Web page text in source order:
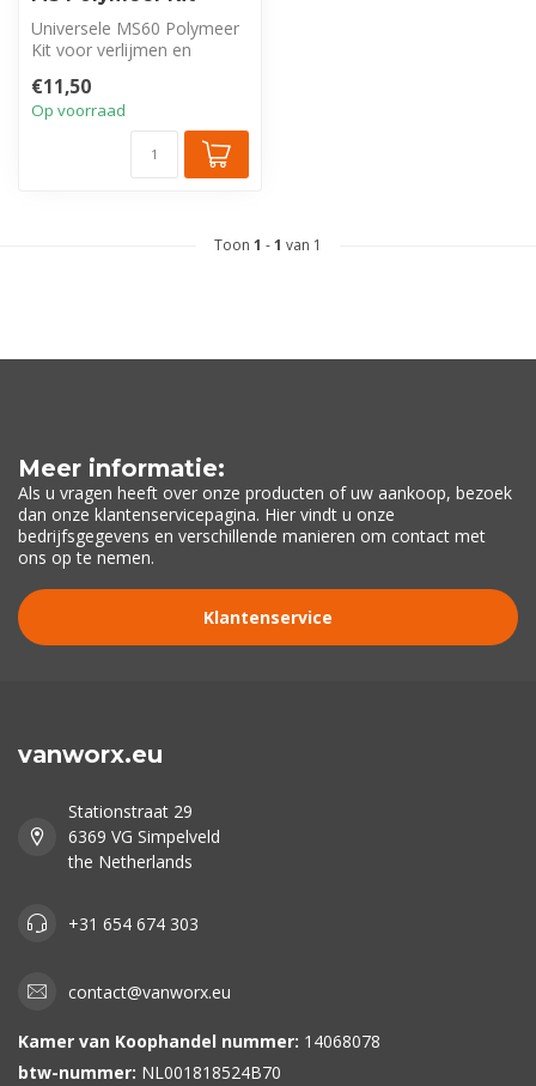
Universele MS60 Polymeer
Kit voor verlijmen en
sterke...
€11,50
Op voorraad
Toon 1 -1 van 1
Meer informatie:
Als u vragen heeft over onze producten of uw aankoop, bezoek
dan onze klantenservicepagina. Hier vindt u onze
bedrijfsgegevens en verschillende manieren om contact met
ons op te nemen.
Klantenservice
vanworx.eu
Stationstraat 29
6369 VG Simpelveld
the Netherlands
+31 654 674 303
contact@vanworx.eu
Kamer van Koophandel nummer: 14068078
btw-nummer: NL001818524B70